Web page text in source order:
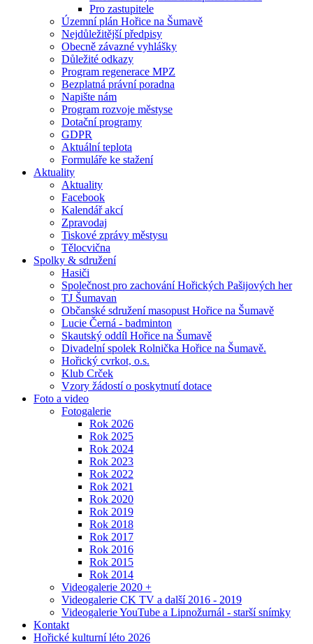
Pro zastupitele
Územní plán Hořice na Šumavě
Nejdůležitější předpisy
Obecně závazné vyhlášky
Důležité odkazy
Program regenerace MPZ
Bezplatná právní poradna
Napište nám
Program rozvoje městyse
Dotační programy
GDPR
Aktuální teplota
Formuláře ke stažení
Aktuality
Aktuality
Facebook
Kalendář akcí
Zpravodaj
Tiskové zprávy městysu
Tělocvična
Spolky & sdružení
Hasiči
Společnost pro zachování Hořických Pašijových her
TJ Šumavan
Občanské sdružení masopust Hořice na Šumavě
Lucie Černá - badminton
Skautský oddíl Hořice na Šumavě
Divadelní spolek Rolnička Hořice na Šumavě.
Hořický cvrkot, o.s.
Klub Crček
Vzory žádostí o poskytnutí dotace
Foto a video
Fotogalerie
Rok 2026
Rok 2025
Rok 2024
Rok 2023
Rok 2022
Rok 2021
Rok 2020
Rok 2019
Rok 2018
Rok 2017
Rok 2016
Rok 2015
Rok 2014
Videogalerie 2020 +
Videogalerie CK TV a další 2016 - 2019
Videogalerie YouTube a Lipnožurnál - starší snímky
Kontakt
Hořické kulturní léto 2026